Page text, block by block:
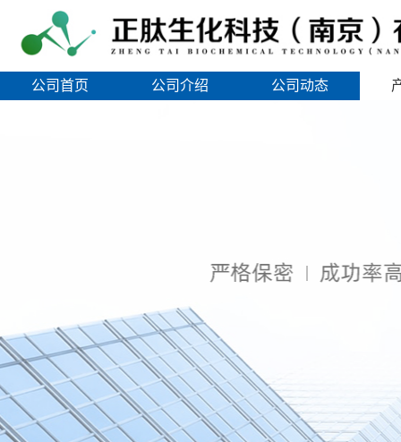
公司首页 公司介绍 公司动态